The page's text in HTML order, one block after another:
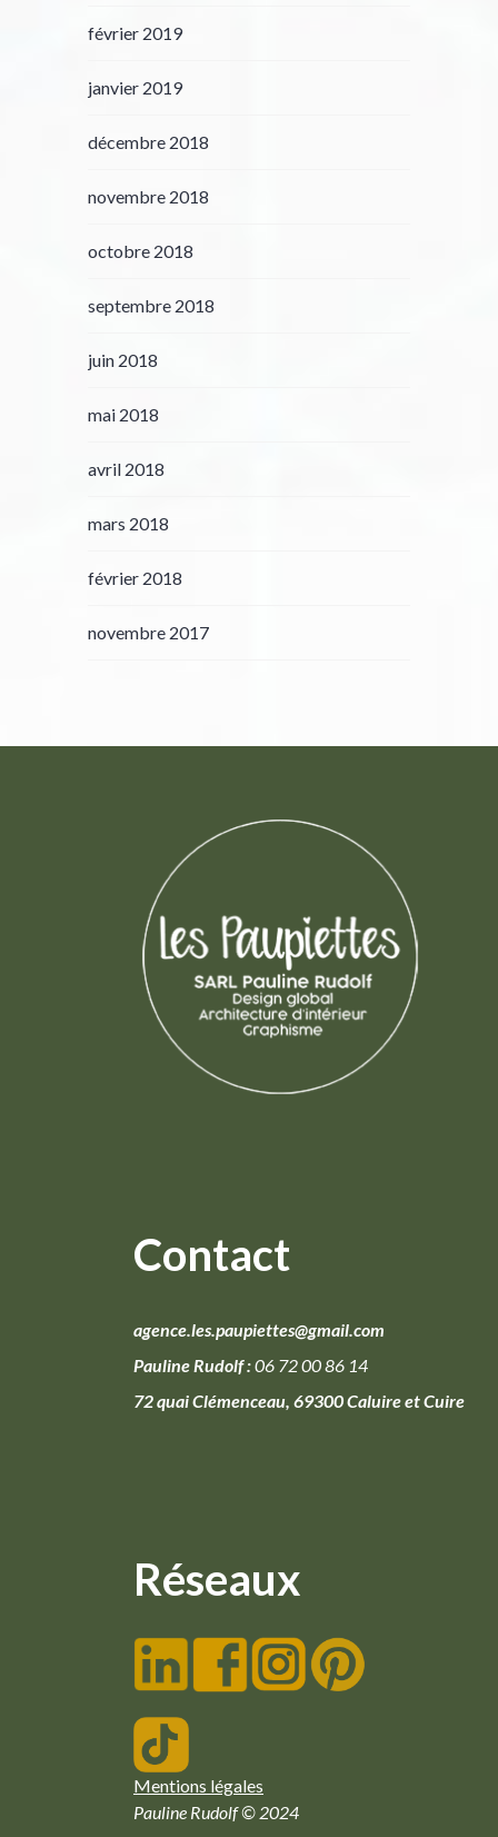
février 2019
janvier 2019
décembre 2018
novembre 2018
octobre 2018
septembre 2018
juin 2018
mai 2018
avril 2018
mars 2018
février 2018
novembre 2017
Contact
agence.les.paupiettes@gmail.com
Pauline Rudolf :06 72 00 86 14
72 quai Clémenceau, 69300 Caluire et Cuire
Réseaux
Mentions légales
Pauline Rudolf © 2024